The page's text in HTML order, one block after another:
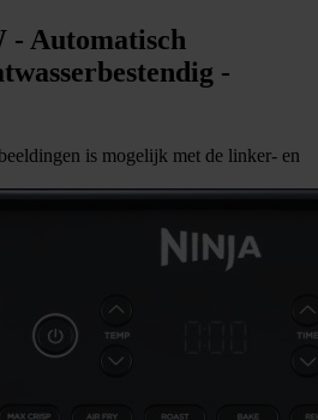
- Automatisch
-
is mogelijk met de linker- en